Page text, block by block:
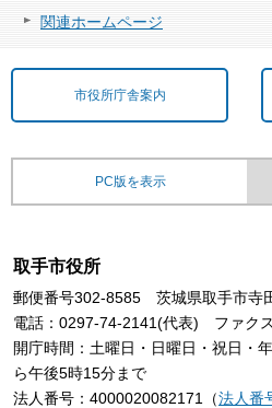
関連ホームページ
市役所庁舎案内
PC版を表示
取手市役所
郵便番号302-8585 茨城県取手市寺
電話：0297-74-2141(代表) ファク
開庁時間：土曜日・日曜日・祝日・
ら午後5時15分まで
法人番号：4000020082171（法人番